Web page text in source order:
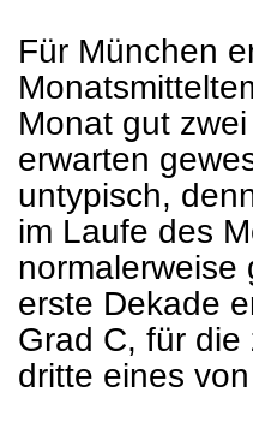
Für München
Monat gut
erwarten
untypisch,
im Laufe des
normalerweise
erste Dekade
Grad C, für
dritte eines